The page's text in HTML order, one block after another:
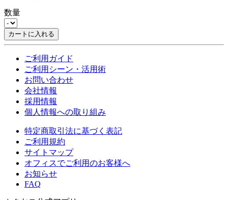
数量
カートに入れる
ご利用ガイド
ご利用シーン・活用術
お問い合わせ
会社情報
採用情報
個人情報への取り組み
特定商取引法に基づく表記
ご利用規約
サイトマップ
オフィスでご利用のお客様へ
お知らせ
FAQ